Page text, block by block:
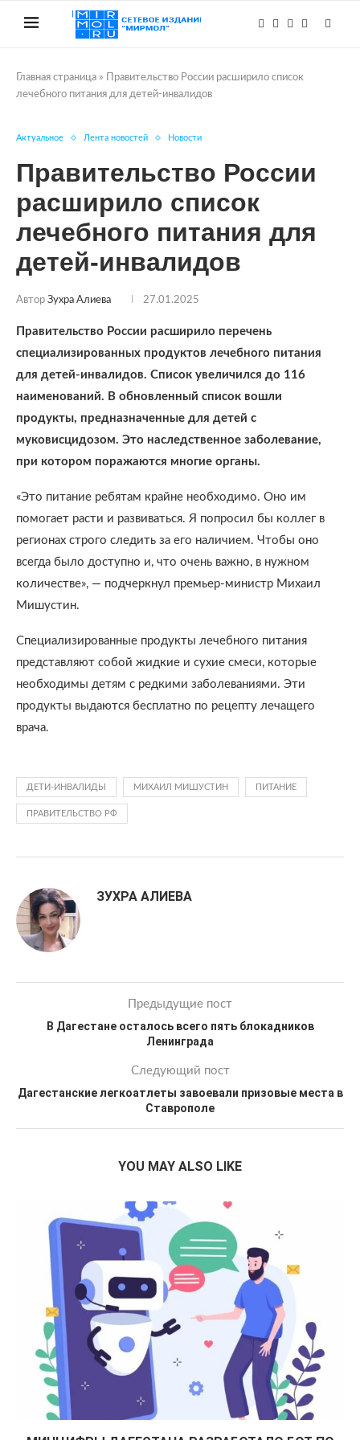
Главная страница »
Правительство России расширило список
лечебного питания для детей-инвалидов
Актуальное Лента новостей Новости
Правительство России
расширило список
лечебного питания для
детей-инвалидов
Автор Зухра Алиева 27.01.2025
Правительство России расширило перечень
специализированных продуктов лечебного питания
для детей-инвалидов. Список увеличился до 116
наименований. В обновленный список вошли
продукты, предназначенные для детей с
муковисцидозом. Это наследственное заболевание,
при котором поражаются многие органы.
«Это питание ребятам крайне необходимо. Оно им
помогает расти и развиваться. Я попросил бы коллег в
регионах строго следить за его наличием. Чтобы оно
всегда было доступно и, что очень важно, в нужном
количестве», — подчеркнул премьер-министр Михаил
Мишустин.
Специализированные продукты лечебного питания
представляют собой жидкие и сухие смеси, которые
необходимы детям с редкими заболеваниями. Эти
продукты выдаются бесплатно по рецепту лечащего
врача.
ДЕТИ-ИНВАЛИДЫ МИХАИЛ МИШУСТИН ПИТАНИЕ
ПРАВИТЕЛЬСТВО РФ
ЗУХРА АЛИЕВА
Предыдущие пост
В Дагестане осталось всего пять блокадников
Ленинграда
Следующий пост
Дагестанские легкоатлеты завоевали призовые места в
Ставрополе
YOU MAY ALSO LIKE